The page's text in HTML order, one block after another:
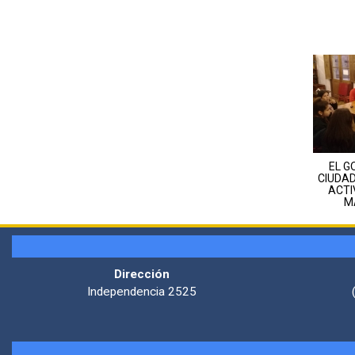
EL
Dirección
Independencia 2525